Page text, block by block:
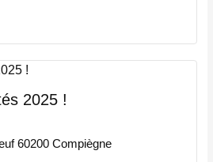
2025 !
60200 Compiègne